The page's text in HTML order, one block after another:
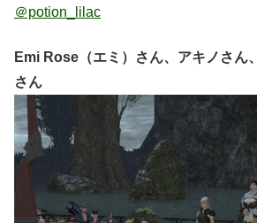
＠potion_lilac
Emi Rose（エミ）さん、アキノさん
さん